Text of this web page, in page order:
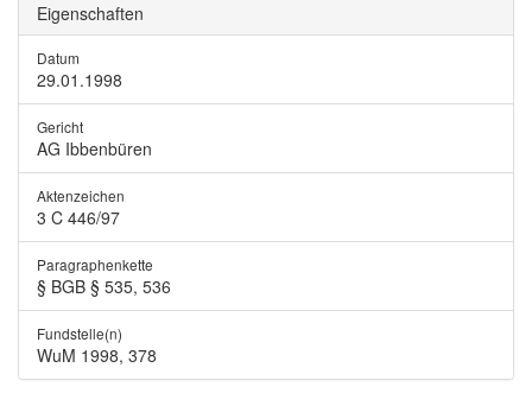
Eigenschaften
Datum
29.01.1998
Gericht
AG Ibbenbüren
Aktenzeichen
3 C 446/97
Paragraphenkette
§ BGB § 535, 536
Fundstelle(n)
WuM 1998, 378